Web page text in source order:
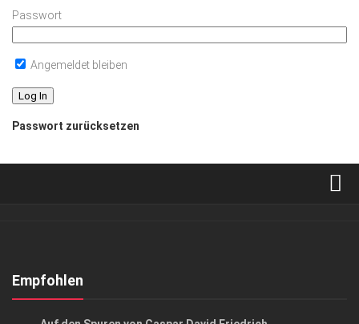
Passwort
Angemeldet bleiben
Passwort zurücksetzen
Kontakt, Impressum
Empfohlen